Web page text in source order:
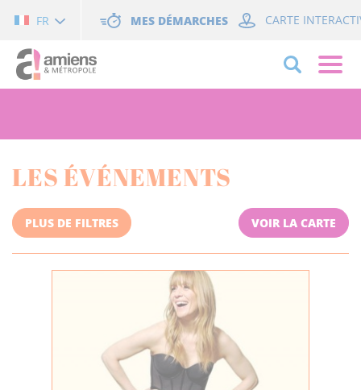
FR MES DÉMARCHES CARTE
LES ÉVÉNEMENTS
PLUS DE FILTRES VOIR LA CARTE